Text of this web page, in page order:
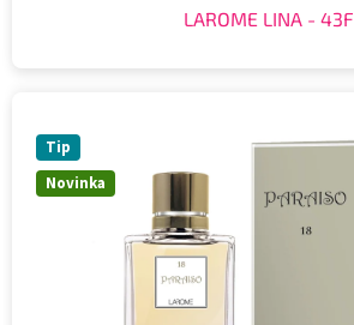
LAROME LINA - 43F
Novinka
Tip